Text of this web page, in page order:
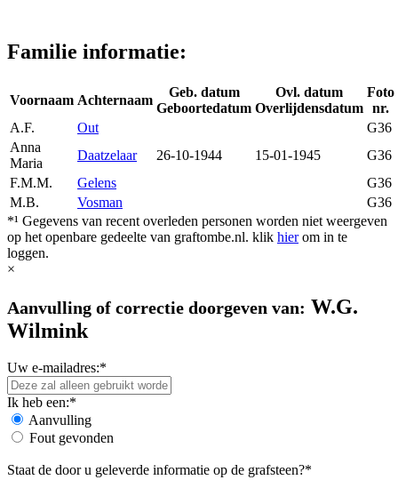
Familie informatie:
Voornaam Achternaam
Geb. datum
Geboortedatum
Ovl. datum
Overlijdensdatum
Foto
nr.
A.F.
Out
G36
Anna
Maria
Daatzelaar 26-10-1944 15-01-1945
G36
F.M.M.
Gelens
G36
M.B.
Vosman
G36
*¹ Gegevens van recent overleden personen worden niet weergeven
op het openbare gedeelte van graftombe.nl. klik hierom in te
loggen.
×
Aanvulling of correctie doorgeven van: W.G.
Wilmink
Uw e-mailadres:*
Ik heb een:*
Aanvulling
Fout gevonden
Staat de door u geleverde informatie op de grafsteen?*